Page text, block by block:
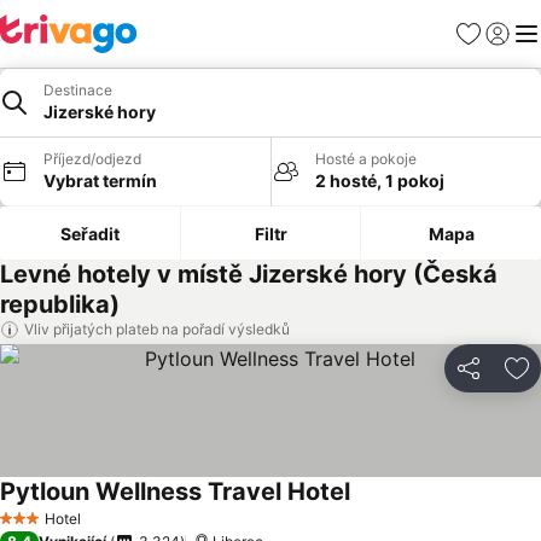
Oblíbené
Destinace
Jizerské hory
Příjezd/odjezd
Vybrat termín
Hosté a pokoje
2 hosté, 1 pokoj
Seřadit Filtr Mapa
Levné hotely v místě Jizerské hory (Česká
republika)
Vliv přijatých plateb na pořadí výsledků
Sdílet
3 Počet hvězdiček
Hotel
Pytloun Wellness Travel HotelUkázat ceny